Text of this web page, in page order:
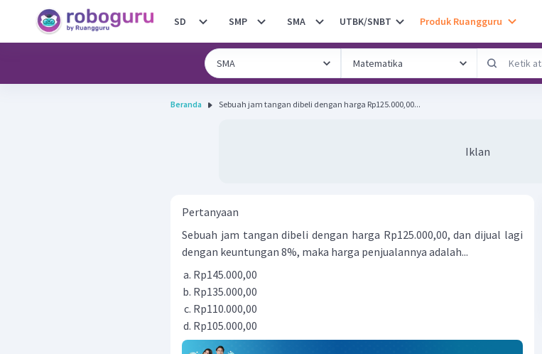
SD SMP SMA UTBK/SNBT Produk Ruangguru
Beranda Sebuah jam tangan dibeli dengan harga Rp125.000,00...
Iklan
Pertanyaan
Sebuah jam tangan dibeli dengan harga Rp125.000,00, dan dijual lagi
dengan keuntungan 8%, maka harga penjualannya adalah...
Rp145.000,00
Rp135.000,00
Rp110.000,00
Rp105.000,00